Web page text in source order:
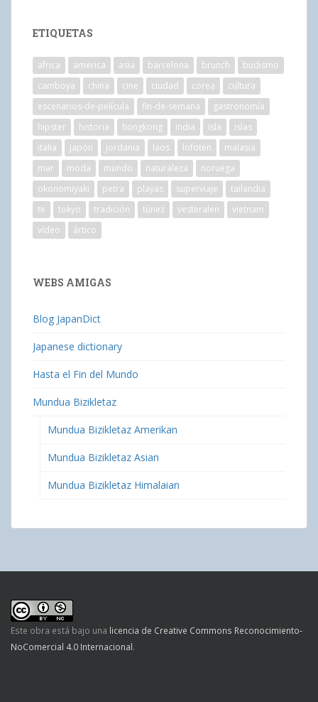
ETIQUETAS
africa america asia barcelona brunch
budismo
camboya
china cine ciudad corea
cultura
escenarios-de-película
fin-de-semana
gastronomía
hipster
historia hongkong india isla
islas
italia
japón jordania laos lofoten
malasia
mar
moda mundo naturaleza
noruega
okonomiyaki
petra playas superviaje
tailandia
te
tokyo tradición túnez vesteralen
vietnam
vídeo
ártico
WEBS AMIGAS
Blog JapanDict
Japanese dictionary
Hasta el Fin del Mundo
Mundua Bizikletaz
Mundua Bizikletaz Amerikan
Mundua Bizikletaz Asian
Mundua Bizikletaz Himalaian
Este obra está bajo una licencia de Creative Commons Reconocimiento-
NoComercial 4.0 Internacional.